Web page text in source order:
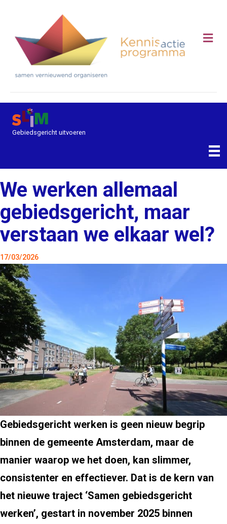
Gebiedsgericht uitvoeren
We werken allemaal
gebiedsgericht, maar
verstaan we elkaar wel?
17/03/2026
Gebiedsgericht werken is geen nieuw begrip
binnen de gemeente Amsterdam, maar de
manier waarop we het doen, kan slimmer,
consistenter en effectiever. Dat is de kern van
het nieuwe traject ‘Samen gebiedsgericht
werken’, gestart in november 2025 binnen